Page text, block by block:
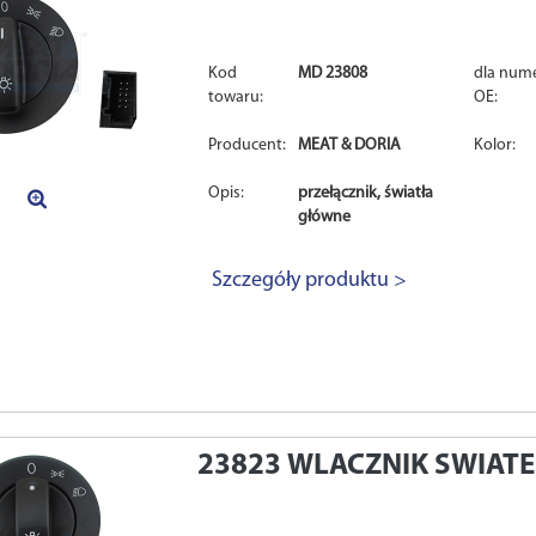
Kod
towaru:
MD 23808
Producent: MEAT & DORIA
Opis:
przełącznik, światła
główne
dla
OE:
Kolor:
Szczegóły produktu >
23823 WLACZNIK